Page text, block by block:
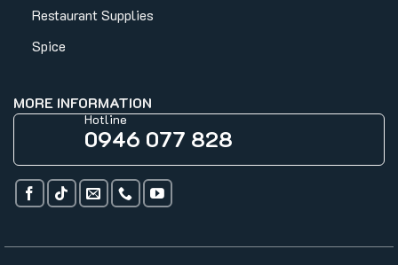
Restaurant Supplies
Spice
MORE INFORMATION
Hotline
0946 077 828